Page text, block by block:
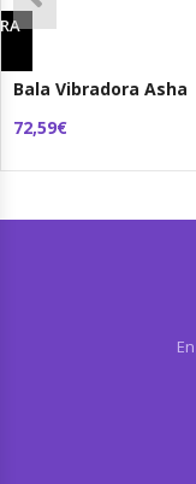
Bala Vibradora Asha
72,59€